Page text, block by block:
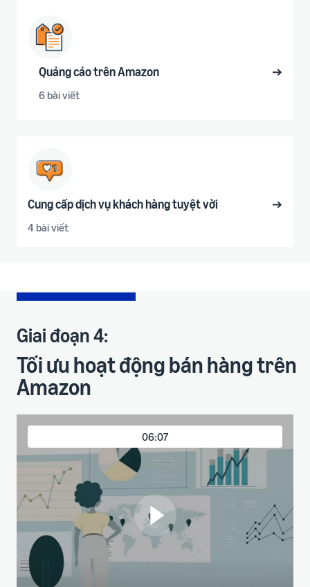
Quảng cáo trên Amazon
6 bài viết
➔
Cung cấp dịch vụ khách hàng tuyệt vời
4 bài viết
➔
Giai đoạn 4:
Tối ưu hoạt động bán hàng trên
Amazon
06:07